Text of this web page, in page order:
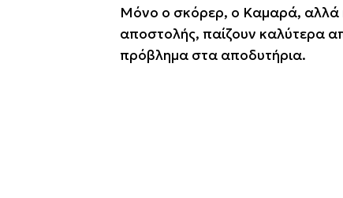
Μόνο ο σκόρερ, ο Καμαρά, αλλά
αποστολής, παίζουν καλύτερα
πρόβλημα στα αποδυτήρια.